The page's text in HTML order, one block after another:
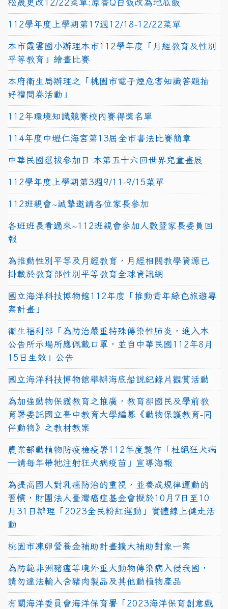
松晟更改12/22菜單:原香Q白飯改為地瓜飯
112學年度上學期第17週12/18-12/22菜單
本市霞雲國小辦理本市112學年度「月經教育及性別
平等教育」繪畫比賽
本府衛生局辦理之「桃園市電子煙危害知識答題抽
好禮問卷活動」
112年環境知識競賽校內賽得獎名單
114年度中壢仁海宮第13屆全市書法比賽簡章
中華民國選拔參加日 本第五十六回世界兒童畫展
112學年度上學期第3週9/11-9/15菜單
112班親會~誠摯邀請各位家長參加
各班班長看過來~112班親會參加人數暨家長委員回
報
為推動性別平等及月經教育，月經相關教學資源已
掛載於教育部性別平等教育全球資訊網
國立海洋科技博物館112年度「推動青年綠色旅遊專
案計畫」
衛生福利部「為防治嚴重特殊傳染性肺炎，進入本
公告所示場所應佩戴口罩，並自中華民國112年8月
15日生效」公告
國立海洋科技博物館舉辦海底船說紀錄片觀賞活動
為加強動物保護教育之推廣，教育部國民及學前教
育署委託國立臺中教育大學編纂《動物保護教育-同
伴動物》之教材教案
農業部動植物防疫檢疫署112年度製作「杜絕狂犬病
—請每年帶牠注射狂犬病疫苗」宣導海報
為提高國人對乳癌防治的重視，並養成規律運動的
習慣，財團法人臺灣癌症基金會擬於10月7日至10
月31日辦理「2023全民粉紅運動」實體線上健走活
動
桃園市凍卵營養金補助計畫擴大補助對象一案
為防範非洲豬瘟等境外重大動物傳染病入侵我國，
請勿違法輸入含豬肉製品及其他動植物產品
有關海洋委員會海洋保育署「2023海洋保育創意戲